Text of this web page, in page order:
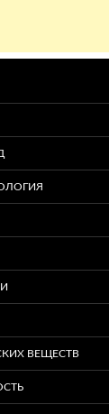
ВЕЩЕСТВ